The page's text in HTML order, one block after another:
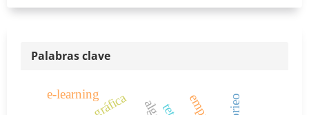
Palabras clave
e-learning